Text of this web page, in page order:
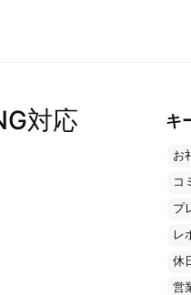
対応 キ
お
コ
プ
レ
休
営